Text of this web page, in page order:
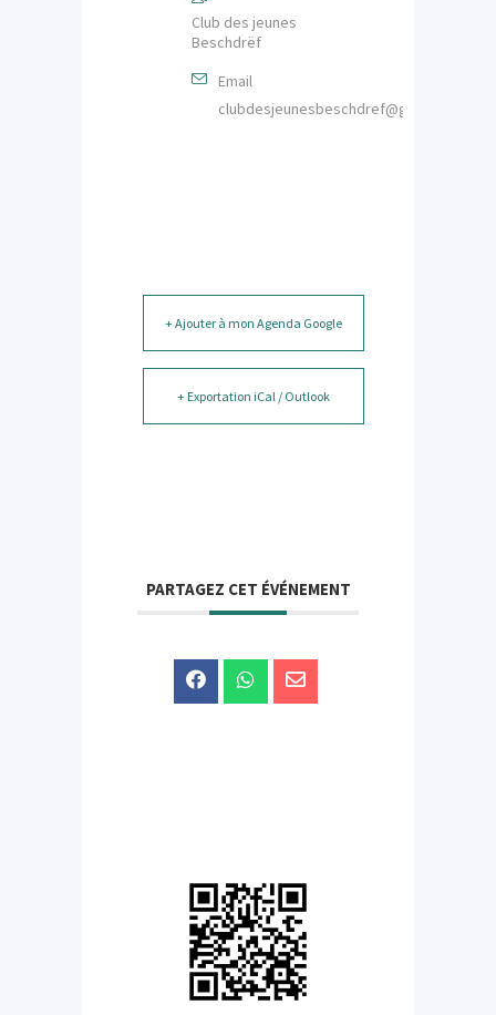
Club des jeunes
Beschdrëf
Email
clubdesjeunesbeschdref@gmail.com
+ Ajouter à mon Agenda Google
+ Exportation iCal / Outlook
PARTAGEZ CET ÉVÉNEMENT